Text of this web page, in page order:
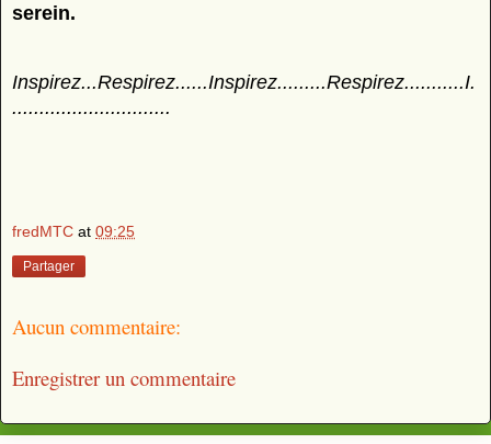
serein.
Inspirez...Respirez......Inspirez.........Respirez...........I.
.............................
fredMTC at 09:25
Partager
Aucun commentaire:
Enregistrer un commentaire